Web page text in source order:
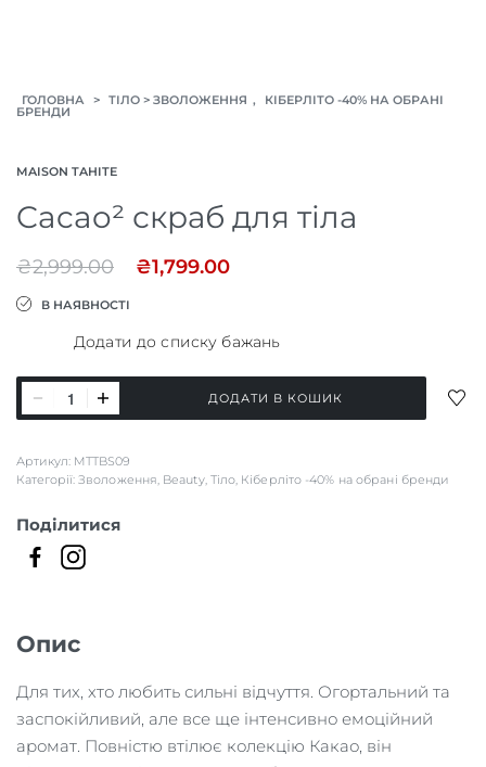
ГОЛОВНА > ТІЛО > ЗВОЛОЖЕННЯ ,
КІБЕРЛІТО -40% НА ОБРАНІ
БРЕНДИ
MAISON TAHITE
Cacao² скраб для тіла
₴2,999.00 ₴1,799.00
В НАЯВНОСТІ
Додати до списку бажань
Cacao²
скраб
тіла
ДОДАТИ В КОШИК
Артикул: MTTBS09
Категорії: Зволоження, Beauty, Тіло, Кіберліто -40% на обрані бренди
Поділитися
Опис
Для тих, хто любить сильні відчуття. Огортальний та
заспокійливий, але все ще інтенсивно емоційний
аромат. Повністю втілює колекцію Какао, він